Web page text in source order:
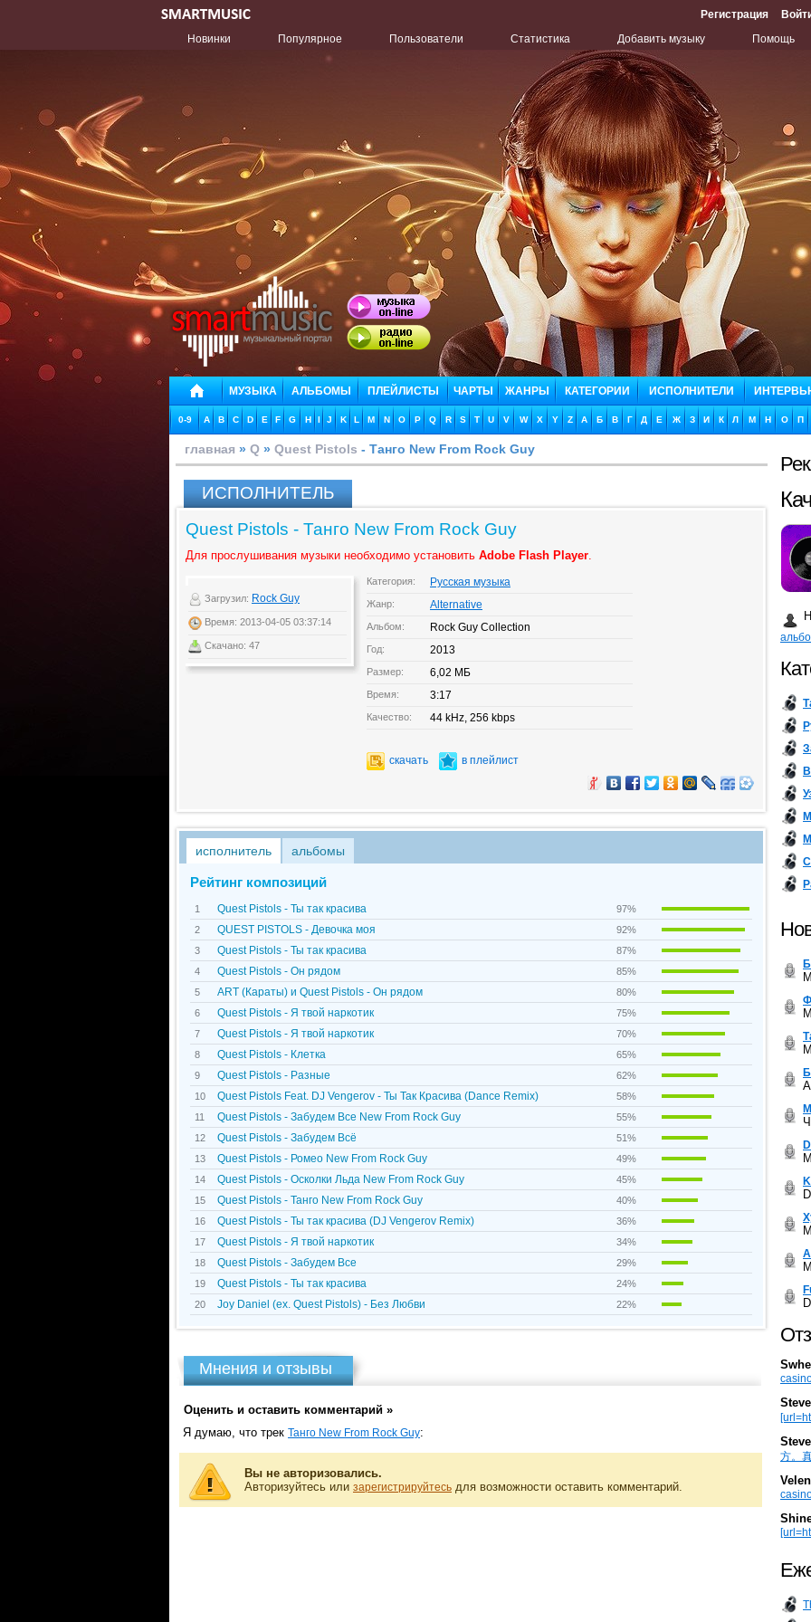
Регистрация
Новинки
Популярное Пользователи Статистика Добавить музыку Помощь
МУЗЫКА АЛЬБОМЫ ПЛЕЙЛИСТЫ ЧАРТЫ ЖАНРЫ КАТЕГОРИИ ИСПОЛНИТЕЛИ
0-9 A B C D E F G H I J K L M N O P Q R S T U V W X Y Z А Б В Г Д Е Ж З И К Л М Н О П
главная » Q » Quest Pistols - Танго New From Rock Guy
ИСПОЛНИТЕЛЬ
Quest Pistols - Танго New From Rock Guy
Для прослушивания музыки необходимо установить Adobe Flash Player.
Загрузил: Rock Guy
Время: 2013-04-05 03:37:14
Скачано: 47
Категория: Русская музыка
Жанр: Alternative
Альбом: Rock Guy Collection
Год: 2013
Размер: 6,02 МБ
Время: 3:17
Качество: 44 kHz, 256 kbps
скачать в плейлист
исполнитель альбомы
Рейтинг композиций
1 Quest Pistols - Ты так красива
97%
2
QUEST PISTOLS - Девочка моя
92%
3
Quest Pistols - Ты так красива
87%
4
Quest Pistols - Он рядом
85%
5
ART (Караты) и Quest Pistols - Он рядом
80%
6
Quest Pistols - Я твой наркотик
75%
7
Quest Pistols - Я твой наркотик
70%
8
Quest Pistols - Клетка
65%
9
Quest Pistols - Разные
62%
10
Quest Pistols Feat. DJ Vengerov - Ты Так Красива (Dance Remix)
58%
11
Quest Pistols - Забудем Все New From Rock Guy
55%
12
Quest Pistols - Забудем Всё
51%
13
Quest Pistols - Ромео New From Rock Guy
49%
14
Quest Pistols - Осколки Льда New From Rock Guy
45%
15
Quest Pistols - Танго New From Rock Guy
40%
16
Quest Pistols - Ты так красива (DJ Vengerov Remix)
36%
17
Quest Pistols - Я твой наркотик
34%
18
Quest Pistols - Забудем Все
29%
19
Quest Pistols - Ты так красива
24%
20
Joy Daniel (ex. Quest Pistols) - Без Любви 22%
Мнения и отзывы
Оценить и оставить комментарий »
Я думаю, что трек Танго New From Rock Guy:
Вы не авторизовались.
Авторизуйтесь или зарегистрируйтесь для возможности оставить комментарий.
方。